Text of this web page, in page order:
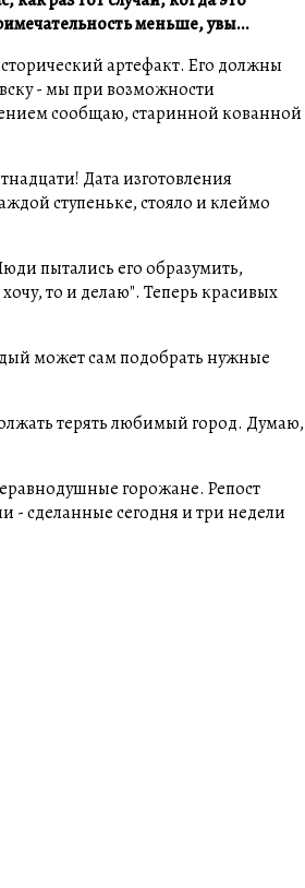
меньше, увы...
артефакт. Его должны
- мы при возможности
сообщаю, старинной кованной
Дата изготовления
ступеньке, стояло и клеймо
пытались его образумить,
то и делаю". Теперь красивых
может сам подобрать нужные
терять любимый город. Думаю,
горожане. Репост
- сделанные сегодня и три недели